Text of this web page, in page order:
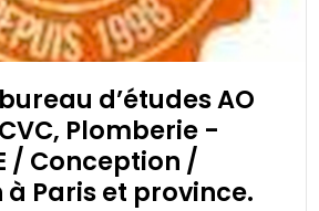
d’études AO
Plomberie -
/ Conception /
Paris et province.